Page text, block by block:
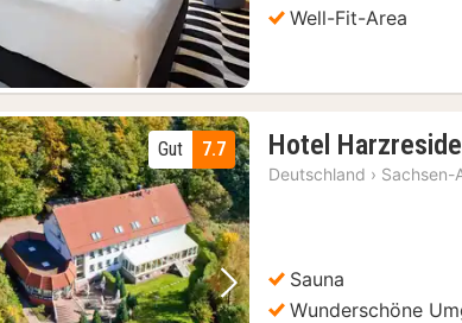
Well-Fit-Area
Bild Nächstes Bild
7.7
Gut Hotel
Deutschland › Sachsen-
Sauna
Wunderschöne